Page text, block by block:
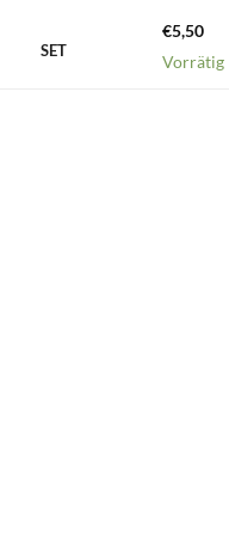
SET
€5,50
Vorrätig